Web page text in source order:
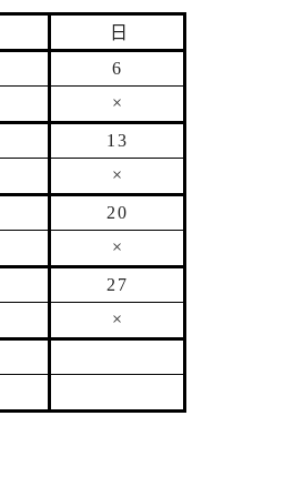
日
6
×
13
×
20
×
27
×